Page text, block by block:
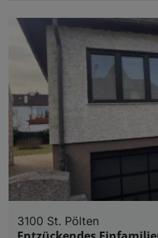
3100 St. Pölten